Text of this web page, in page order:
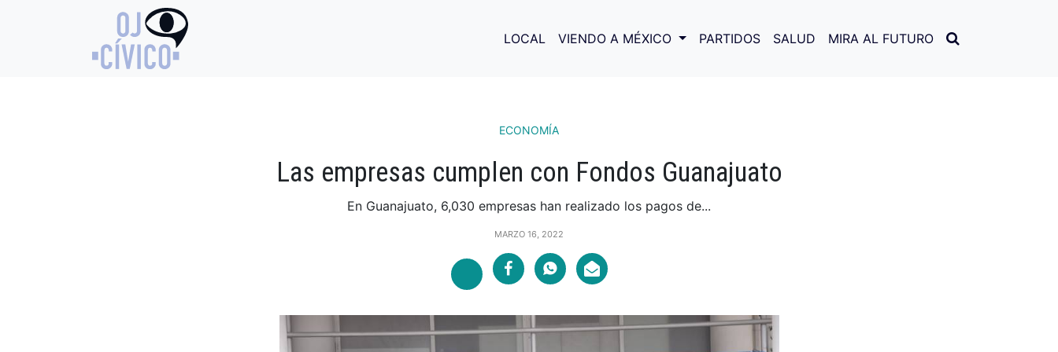
LOCAL VIENDO A MÉXICO PARTIDOS SALUD MIRA AL FUTURO
ECONOMÍA
Las empresas cumplen con Fondos Guanajuato
En Guanajuato, 6,030 empresas han realizado los pagos de...
MARZO 16, 2022